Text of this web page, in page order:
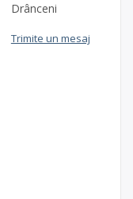
Drânceni
Trimite un mesaj